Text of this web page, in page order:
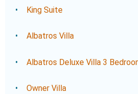
King Suite
Albatros Villa
Albatros Deluxe Villa 3
Owner Villa